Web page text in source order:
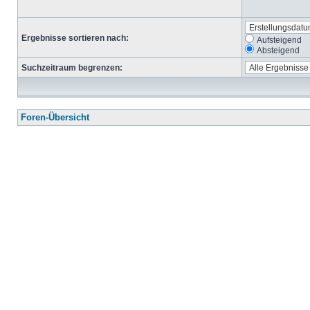
Ergebnisse sortieren nach:
Aufsteigend
Absteigend
Suchzeitraum begrenzen:
Foren-Übersicht